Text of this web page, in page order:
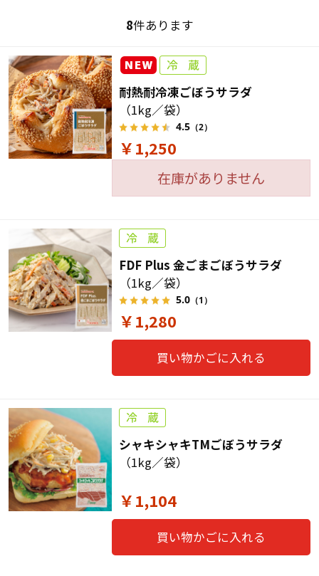
8件あります
耐熱耐冷凍ごぼうサラダ
（1kg／袋）
4.5（2）
￥1,250
在庫がありません
FDF Plus 金ごまごぼうサラダ
（1kg／袋）
5.0（1）
￥1,280
買い物かごに入れる
シャキシャキTMごぼうサラダ
（1kg／袋）
￥1,104
買い物かごに入れる